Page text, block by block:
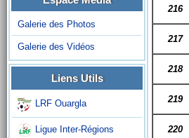
Galerie des Photos
Galerie des Vidéos
Liens Utils
LRF Ouargla
Ligue Inter-Régions
216
217
218
219
220